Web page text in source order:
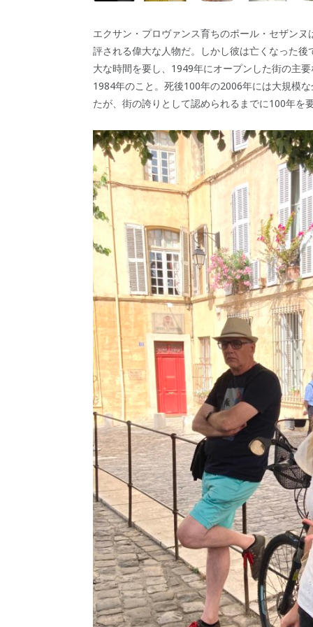
エクサン・プロヴァンス育ちのポール・セザン
評される偉大な人物だ。しかし彼は亡くなった
大な時間を要し、1949年にオープンした街の主
1984年のこと。死後100年の2006年には大規模
たが、街の誇りとして認められるまでに100年を